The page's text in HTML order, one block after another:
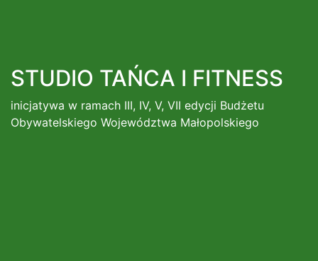
STUDIO TAŃCA I FITNESS
inicjatywa w ramach III, IV, V, VII edycji Budżetu
Obywatelskiego Województwa Małopolskiego